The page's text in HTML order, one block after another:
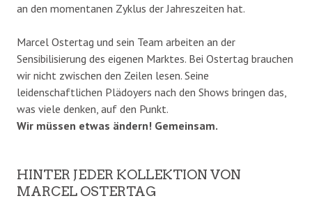
an den momentanen Zyklus der Jahreszeiten hat.
Marcel Ostertag und sein Team arbeiten an der
Sensibilisierung des eigenen Marktes. Bei Ostertag brauchen
wir nicht zwischen den Zeilen lesen. Seine
leidenschaftlichen Plädoyers nach den Shows bringen das,
was viele denken, auf den Punkt.
Wir müssen etwas ändern! Gemeinsam.
HINTER JEDER KOLLEKTION VON
MARCEL OSTERTAG